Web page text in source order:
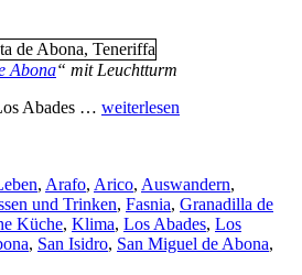
Abona“ mit Leuchtturm
Abades … weiterlesen
, Arafo, Arico, Auswandern,
und Trinken, Fasnia, Granadilla de
Küche, Klima, Los Abades, Los
, San Isidro, San Miguel de Abona,